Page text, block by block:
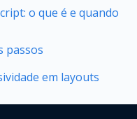
o que é e quando
passos
em layouts